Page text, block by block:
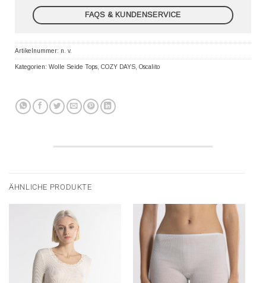
FAQS & KUNDENSERVICE
Artikelnummer: n. v.
Kategorien: Wolle Seide Tops COZY DAYS Oscalito
ÄHNLICHE PRODUKTE